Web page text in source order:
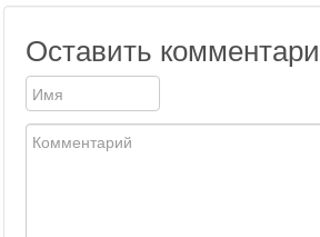
Оставить